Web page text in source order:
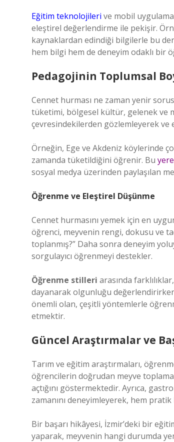
Eğitim teknolojileri ve mobil
eleştirel değerlendirme ile pekişir.
kaynaklardan edindiği bilgilerle bu
hem bilgi hem de deneyim odaklı bir
Pedagojinin Toplumsal
Cennet hurması ne zaman yenir
tüketimi, bölgesel kültür, gelenek ve
çevresindekilerden gözlemleyerek
Örneğin, Ege ve Akdeniz köylerinde
zamanda tüketildiğini öğrenir. Bu
sosyal medya üzerinden paylaşılan
Öğrenme ve Eleştirel Düşünme
Cennet hurmasını yemek için en
öğrenci, meyvenin rengi, dokusu ve
toplanmış?” Daha sonra deneyim
sorgulayıcı öğrenmeyi destekler.
Öğrenme stilleri arasında
dayanarak olgunluğu
önemli olan, çeşitli yöntemlerle
etmektir.
Güncel Araştırmalar ve
Tarım ve eğitim araştırmaları,
öğrencilerin doğrudan meyve
açtığını göstermektedir. Ayrıca,
zamanını deneyimleyerek, hem
Bir başarı hikâyesi, İzmir’deki bir
yaparak, meyvenin hangi durumda